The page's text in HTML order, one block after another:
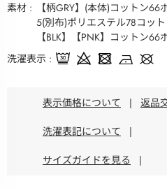
素材
【柄GRY】(本体)コットン
5(別布)ポリエステル78コット
【BLK】【PNK】コットン
洗濯表示
表示価格について | 返品
洗濯表記について |
サイズガイドを見る |